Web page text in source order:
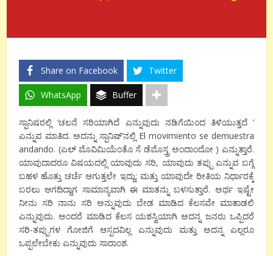
Share on Facebook Twitter
WhatsApp Buffer
ಸ್ಪಾನಿಷರಲ್ಲಿ ‘ಚಲನೆ ಸರಿಯಾಗಿದೆ ಎನ್ನುವುದು ನಡಿಗೆಯಿಂದ ತಿಳಿಯುತ್ತದೆ ‘
ಎನ್ನುವ ಮಾತಿದ. ಅದನ್ನು ಸ್ಪಾನಿಷ್’ನಲ್ಲಿ El movimiento se demuestra
andando. (ಎಲ್ ಮೊವಿಮಿಯೆಂತೊ ಸೆ ಡೆಮೊಸ್ತ್ರ ಅಂದಾಂದೋ ) ಎನ್ನುತ್ತಾರೆ.
ಯಾವುದಾದರೂ ವಿಷಯದಲ್ಲಿ ಯಾವುದು ಸರಿ, ಯಾವುದು ತಪ್ಪು ಎನ್ನುವ ಬಗ್ಗೆ
ಬಹಳ ಹೊತ್ತು ಚರ್ಚೆ ಆಗುತ್ತಲೇ ಇದ್ದು; ಮತ್ತು ಯಾವುದೇ ರೀತಿಯ ನಿರ್ಧಾರಕ್ಕೆ
ಬರಲು ಆಗದಿದ್ದಾಗ ಸಾಮಾನ್ಯವಾಗಿ ಈ ಮಾತನ್ನು ಬಳಸುತ್ತಾರೆ. ಅರ್ಥ ಇಷ್ಟೇ
ನೀನು ಸರಿ ನಾನು ಸರಿ ಅನ್ನುವುದು ಬೇಡ ಮಾಡಿದ ಕೆಲಸವೇ ಮಾತಾಡಲಿ
ಎನ್ನುವುದು. ಅಂದರೆ ಮಾಡಿದ ಕೆಲಸ ಯಶಸ್ವಿಯಾಗಿ ಅದನ್ನ ಜನರು ಒಪ್ಪಿದರೆ
ಸರಿ-ತಪ್ಪುಗಳ ಗೋಜಿಗೆ ಆಸ್ಪದವಿಲ್ಲ ಎನ್ನುವುದು ಮತ್ತು ಅದನ್ನ ಎಲ್ಲರೂ
ಒಪ್ಪಲೇಬೇಕು ಎನ್ನುವುದು ಸಾರಾಂಶ.